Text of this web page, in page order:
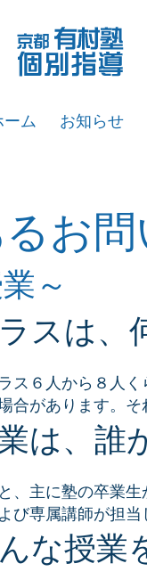
ーム お知らせ
お
～
スは、
ス６人から８人
合があります。そ
は、誰
、主に塾の卒業
び専属講師が担当
な授業